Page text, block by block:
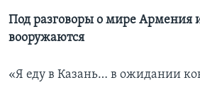
Под разговоры о мире Армения
вооружаются
«Я еду в Казань… в ожидании